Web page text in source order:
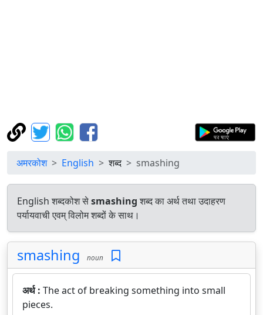
अमरकोश English शब्द smashing
English शब्दकोश सेsmashingशब्द का अर्थ तथा उदाहरण
पर्यायवाची एवम् विलोम शब्दों के साथ।
smashing noun
अर्थ : The act of breaking something into small
pieces.